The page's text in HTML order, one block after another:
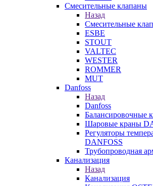
Смесительные клапаны
Назад
Смесительные
ESBE
STOUT
VALTEC
WESTER
ROMMER
MUT
Danfoss
Назад
Danfoss
Балансировочные
Шаровые краны
Регуляторы
DANFOSS
Трубопроводная
Канализация
Назад
Канализация